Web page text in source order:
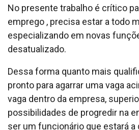
No presente trabalho é crítico
emprego , precisa estar a todo
especializando em novas
desatualizado.
Dessa forma quanto mais
pronto para agarrar uma vaga
vaga dentro da empresa,
possibilidades de progredir na
ser um funcionário que estará a